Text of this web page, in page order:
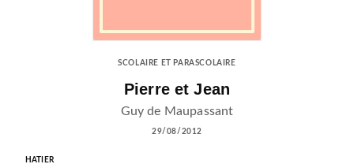
SCOLAIRE ET PARASCOLAIRE
Pierre et Jean
Guy de Maupassant
29/08/2012
HATIER